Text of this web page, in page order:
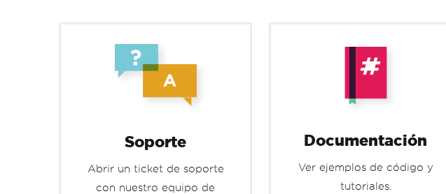
Soporte
Abrir un ticket de soporte
con nuestro equipo de
Documentación
Ver ejemplos de código y
tutoriales.